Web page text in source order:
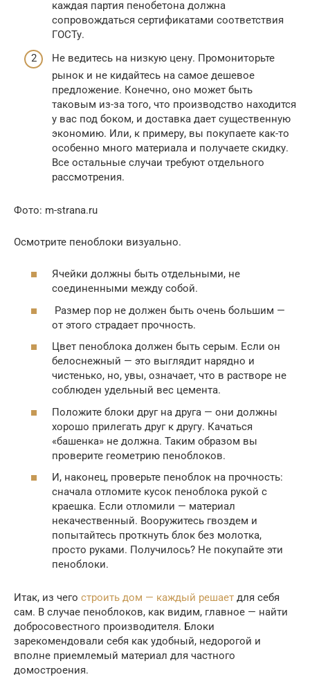
каждая партия пенобетона должна
сопровождаться сертификатами соответствия
ГОСТу.
Не ведитесь на низкую цену. Промониторьте
рынок и не кидайтесь на самое дешевое
предложение. Конечно, оно может быть
таковым из-за того, что производство находится
у вас под боком, и доставка дает существенную
экономию. Или, к примеру, вы покупаете как-то
особенно много материала и получаете скидку.
Все остальные случаи требуют отдельного
рассмотрения.
Фото: m-strana.ru
Осмотрите пеноблоки визуально.
Ячейки должны быть отдельными, не
соединенными между собой.
Размер пор не должен быть очень большим —
от этого страдает прочность.
Цвет пеноблока должен быть серым. Если он
белоснежный — это выглядит нарядно и
чистенько, но, увы, означает, что в растворе не
соблюден удельный вес цемента.
Положите блоки друг на друга — они должны
хорошо прилегать друг к другу. Качаться
«башенка» не должна. Таким образом вы
проверите геометрию пеноблоков.
И, наконец, проверьте пеноблок на прочность:
сначала отломите кусок пеноблока рукой с
краешка. Если отломили — материал
некачественный. Вооружитесь гвоздем и
попытайтесь проткнуть блок без молотка,
просто руками. Получилось? Не покупайте эти
пеноблоки.
Итак, из чего строить дом — каждый решает для себя
сам. В случае пеноблоков, как видим, главное — найти
добросовестного производителя. Блоки
зарекомендовали себя как удобный, недорогой и
вполне приемлемый материал для частного
домостроения.